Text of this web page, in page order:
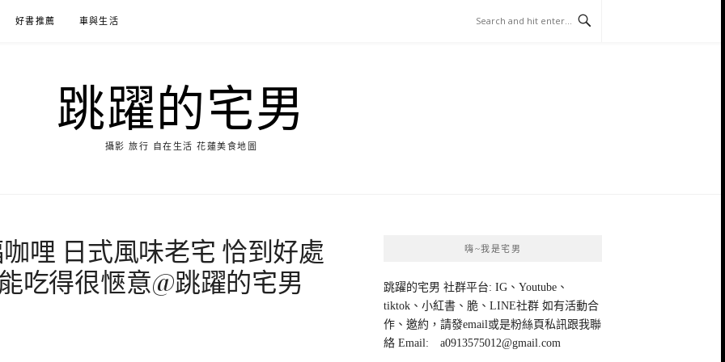
好書推薦 車與生活
跳躍的宅男
攝影 旅行 自在生活 花蓮美食地圖
哩 日式風味老宅 恰到好處
吃得很愜意@跳躍的宅男
嗨~我是宅男
跳躍的宅男 社群平台: IG、Youtube、
tiktok、小紅書、脆、LINE社群 如有活動合
作、邀約，請發email或是粉絲頁私訊跟我聯
絡 Email: a0913575012@gmail.com